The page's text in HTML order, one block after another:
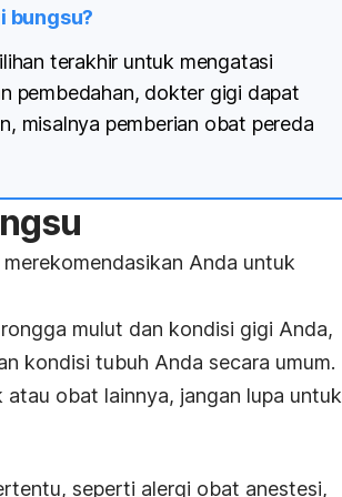
bungsu?
terakhir untuk mengatasi
pembedahan, dokter gigi dapat
misalnya pemberian obat pereda
Anda untuk
mulut dan kondisi gigi Anda,
kondisi tubuh Anda secara umum.
obat lainnya, jangan lupa untuk
seperti alergi obat anestesi,